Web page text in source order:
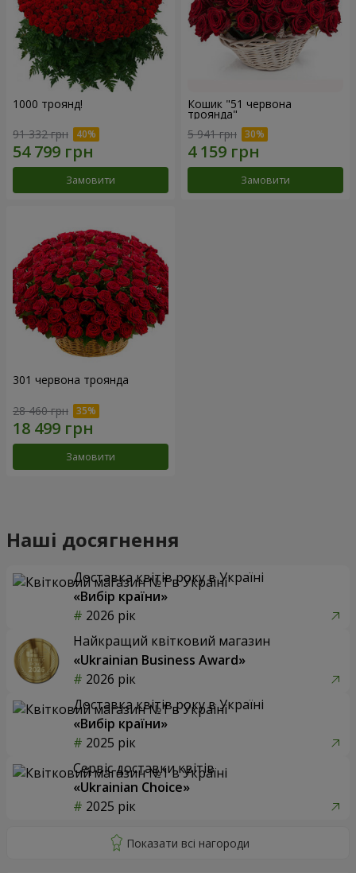
1000 троянд!
91 332 грн
Замовити
Кошик "51 червона
троянда"
5 941 грн
Замовити
301 червона троянда
28 460 грн
Замовити
Наші досягнення
Доставка квітів року в Україні
«Вибір країни»
2026 рік
Найкращий квітковий магазин
«Ukrainian Business Award»
2026 рік
Доставка квітів року в Україні
«Вибір країни»
2025 рік
Сервіс доставки квітів
«Ukrainian Choice»
2025 рік